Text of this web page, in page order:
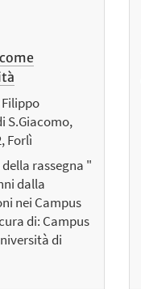
S.Giacomo,
Forlì
rassegna "
dalla
nei Campus
di: Campus
di